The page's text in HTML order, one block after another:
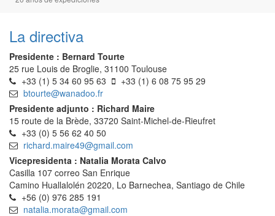
La directiva
Presidente : Bernard Tourte
25 rue Louis de Broglie, 31100 Toulouse
+33 (1) 5 34 60 95 63
+33 (1) 6 08 75 95 29
btourte@wanadoo.fr
Presidente adjunto : Richard Maire
15 route de la Brède, 33720 Saint-Michel-de-Rieufret
+33 (0) 5 56 62 40 50
richard.maire49@gmail.com
Vicepresidenta : Natalia Morata Calvo
Casilla 107 correo San Enrique
Camino Huallalolén 20220, Lo Barnechea, Santiago de Chile
+56 (0) 976 285 191
natalia.morata@gmail.com